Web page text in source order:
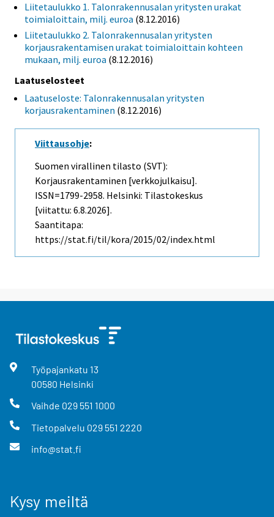
Liitetaulukko 1. Talonrakennusalan yritysten urakat
toimialoittain, milj. euroa (8.12.2016)
Liitetaulukko 2. Talonrakennusalan yritysten
korjausrakentamisen urakat toimialoittain kohteen
mukaan, milj. euroa (8.12.2016)
Laatuselosteet
Laatuseloste: Talonrakennusalan yritysten
korjausrakentaminen (8.12.2016)
Viittausohje:
Suomen virallinen tilasto (SVT):
Korjausrakentaminen [verkkojulkaisu].
ISSN=1799-2958. Helsinki: Tilastokeskus
[viitattu: 6.8.2026].
Saantitapa:
https://stat.fi/til/kora/2015/02/index.html
Työpajankatu 13
00580 Helsinki
Vaihde 029 551 1000
Tietopalvelu 029 551 2220
info@stat.fi
Kysy meiltä